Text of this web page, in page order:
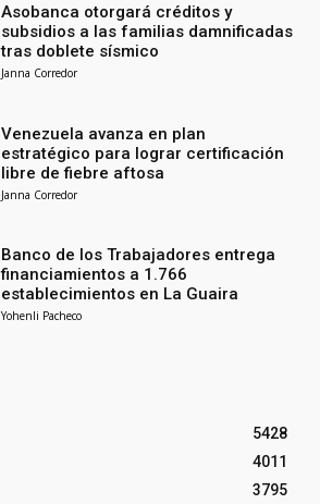
Asobanca otorgará créditos y
subsidios a las familias damnificadas
tras doblete sísmico
Janna Corredor
Venezuela avanza en plan
estratégico para lograr certificación
libre de fiebre aftosa
Janna Corredor
Banco de los Trabajadores entrega
financiamientos a 1.766
establecimientos en La Guaira
Yohenli Pacheco
5428
4011
3795